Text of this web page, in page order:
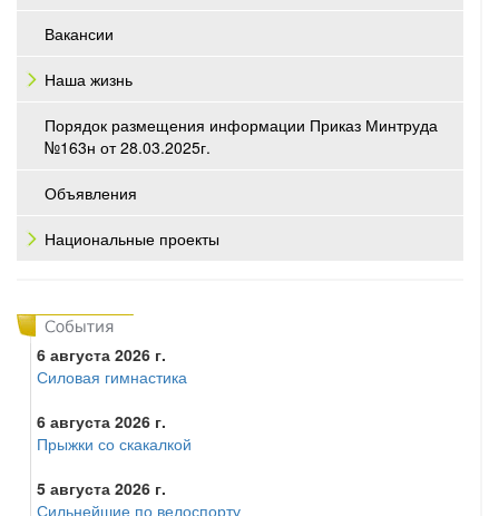
Вакансии
Наша жизнь
Порядок размещения информации Приказ Минтруда
№163н от 28.03.2025г.
Объявления
Национальные проекты
6 августа 2026 г.
Силовая гимнастика
6 августа 2026 г.
Прыжки со скакалкой
5 августа 2026 г.
Сильнейшие по велоспорту